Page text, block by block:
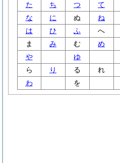
た
ち つ て
な
に ぬ ね
は
ひ ふ へ
ま
み む め
や
ゆ
ら
り る れ
わ
を